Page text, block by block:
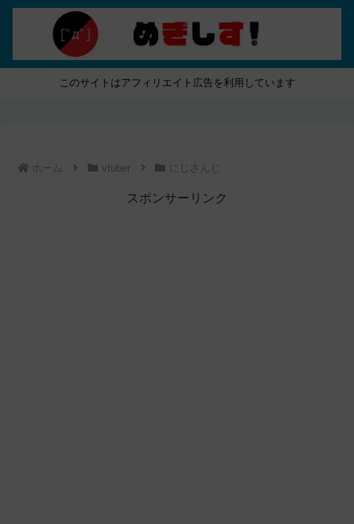
このサイトはアフィリエイト広告を利用しています
ホーム vtuber にじさんじ
スポンサーリンク